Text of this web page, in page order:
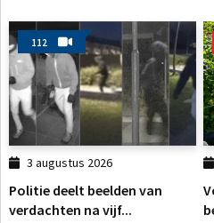
112
3 augustus 2026
Politie deelt beelden van
verdachten na vijf...